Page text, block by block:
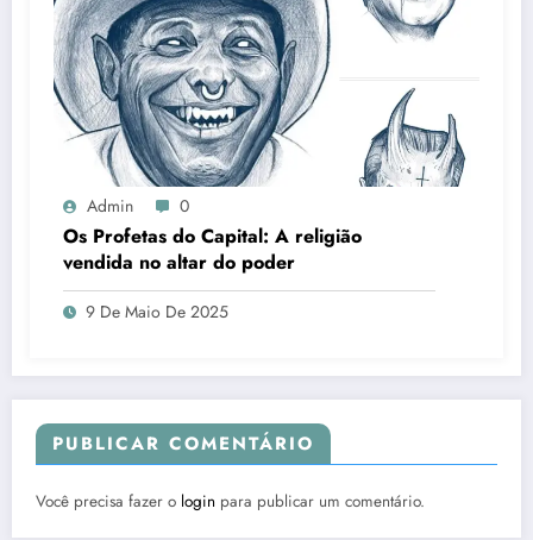
Admin 0
Os Profetas do Capital: A religião
vendida no altar do poder
9 De Maio De 2025
PUBLICAR COMENTÁRIO
Você precisa fazer o login para publicar um comentário.